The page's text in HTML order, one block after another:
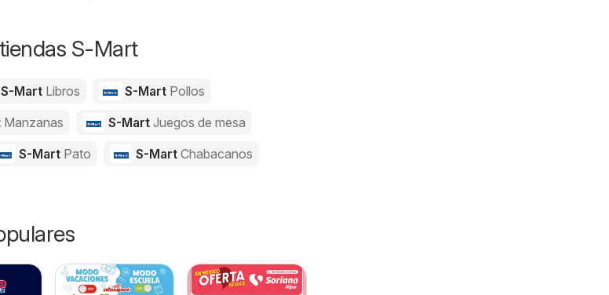
S-Mart
S-Mart Libros S-Mart Pollos
Manzanas S-MartJuegos de mesa
S-Mart Pato S-MartChabacanos